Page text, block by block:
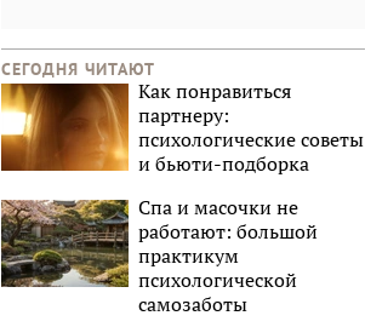
СЕГОДНЯ ЧИТАЮТ
Как понравиться
партнеру:
психологические советы
и бьюти-подборка
Спа и масочки не
работают: большой
практикум
психологической
самозаботы